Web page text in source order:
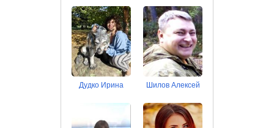
Дудко Ирина Шилов Алексей